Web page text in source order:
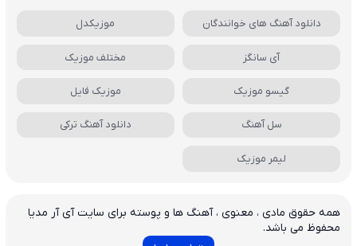
دانلود آهنگ های خوانندگان موزیکدل
آی سانگز مختلف موزیک
گیسو موزیک موزیک فایل
سل آهنگ دانلود آهنگ ترکی
لیمر موزیک
همه حقوق مادی ، معنوی ، آهنگ ها و پوسته برای سایت آی آر مدیا
محفوظ می باشد.